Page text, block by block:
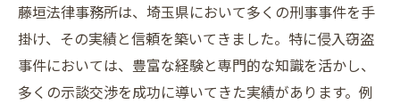
藤垣法律事務所は、埼玉県において多くの刑事事件を手
掛け、その実績と信頼を築いてきました。特に侵入窃盗
事件においては、豊富な経験と専門的な知識を活かし、
多くの示談交渉を成功に導いてきた実績があります。例